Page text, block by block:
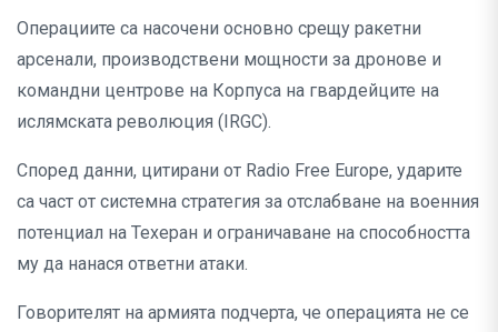
Операциите са насочени основно срещу ракетни
арсенали, производствени мощности за дронове и
командни центрове на Корпуса на гвардейците на
ислямската революция (IRGC).
Според данни, цитирани от Radio Free Europe, ударите
са част от системна стратегия за отслабване на военния
потенциал на Техеран и ограничаване на способността
му да нанася ответни атаки.
Говорителят на армията подчерта, че операцията не се